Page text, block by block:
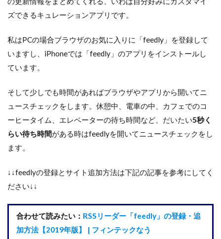
ズできるキュレーションアプリです。
私はPCの場合ブラウザのお気に入りに「feedly」を登録して
いますし、iPhoneでは「feedly」のアプリをインストールし
ています。
そして少しでも時間があればブラウザやアプリから開いてニ
ュースチェックをします。休憩中、電車の中、カフェでのコ
ーヒータイム、エレベーターの待ち時間など、だいたい5秒く
らい待ち時間がある時はfeedlyを開いてニュースチェックをし
ます。
↓↓feedlyの登録とサイト追加方法は下記の記事を参考にしてく
ださい↓↓
合わせて読みたい： RSSリーダー「feedly」の登録・追
加方法【2019年版】 | フィンテックなう